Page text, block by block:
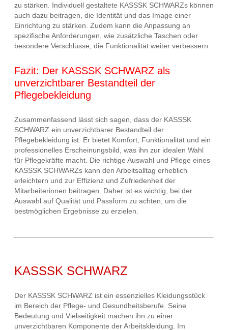
zu stärken. Individuell gestaltete KASSSK SCHWARZs können
auch dazu beitragen, die Identität und das Image einer
Einrichtung zu stärken. Zudem kann die Anpassung an
spezifische Anforderungen, wie zusätzliche Taschen oder
besondere Verschlüsse, die Funktionalität weiter verbessern.
Fazit: Der KASSSK SCHWARZ als
unverzichtbarer Bestandteil der
Pflegebekleidung
Zusammenfassend lässt sich sagen, dass der KASSSK
SCHWARZ ein unverzichtbarer Bestandteil der
Pflegebekleidung ist. Er bietet Komfort, Funktionalität und ein
professionelles Erscheinungsbild, was ihn zur idealen Wahl
für Pflegekräfte macht. Die richtige Auswahl und Pflege eines
KASSSK SCHWARZs kann den Arbeitsalltag erheblich
erleichtern und zur Effizienz und Zufriedenheit der
Mitarbeiterinnen beitragen. Daher ist es wichtig, bei der
Auswahl auf Qualität und Passform zu achten, um die
bestmöglichen Ergebnisse zu erzielen.
KASSSK SCHWARZ
Der KASSSK SCHWARZ ist ein essenzielles Kleidungsstück
im Bereich der Pflege- und Gesundheitsberufe. Seine
Bedeutung und Vielseitigkeit machen ihn zu einer
unverzichtbaren Komponente der Arbeitskleidung. Im